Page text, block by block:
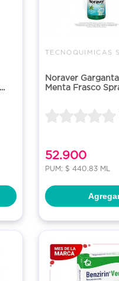
TECNOQUIMICAS
Noraver
Menta Frasco
52.900
PUM: $ 440.83 ML